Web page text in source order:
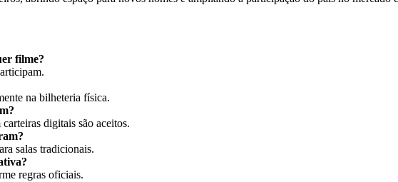
filme?
na bilheteria física.
digitais são aceitos.
salas tradicionais.
regras oficiais.